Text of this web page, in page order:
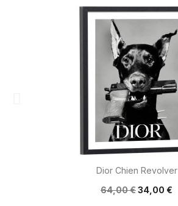
Dior Chien Revolver
64,00 €34,00 €